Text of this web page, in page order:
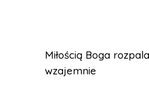
Miłością Boga
wzajemnie